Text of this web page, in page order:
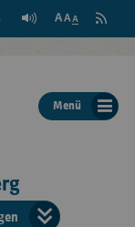
der
Seite
Feed
Menü